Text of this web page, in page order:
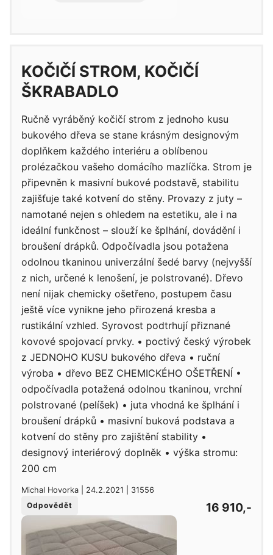
KOČIČÍ STROM, KOČIČÍ
ŠKRABADLO
Ručně vyráběný kočičí strom z jednoho kusu
bukového dřeva se stane krásným designovým
doplňkem každého interiéru a oblíbenou
prolézačkou vašeho domácího mazlíčka. Strom je
připevněn k masivní bukové podstavě, stabilitu
zajišťuje také kotvení do stěny. Provazy z juty –
namotané nejen s ohledem na estetiku, ale i na
ideální funkčnost – slouží ke šplhání, dovádění i
broušení drápků. Odpočívadla jsou potažena
odolnou tkaninou univerzální šedé barvy (nejvyšší
z nich, určené k lenošení, je polstrované). Dřevo
není nijak chemicky ošetřeno, postupem času
ještě více vynikne jeho přirozená kresba a
rustikální vzhled. Syrovost podtrhují přiznané
kovové spojovací prvky. • poctivý český výrobek
z JEDNOHO KUSU bukového dřeva • ruční
výroba • dřevo BEZ CHEMICKÉHO OŠETŘENÍ •
odpočívadla potažená odolnou tkaninou, vrchní
polstrované (pelíšek) • juta vhodná ke šplhání i
broušení drápků • masivní buková podstava a
kotvení do stěny pro zajištění stability •
designový interiérový doplněk • výška stromu:
200 cm
Michal Hovorka | 24.2.2021 | 31556
Odpovědět
16 910,-